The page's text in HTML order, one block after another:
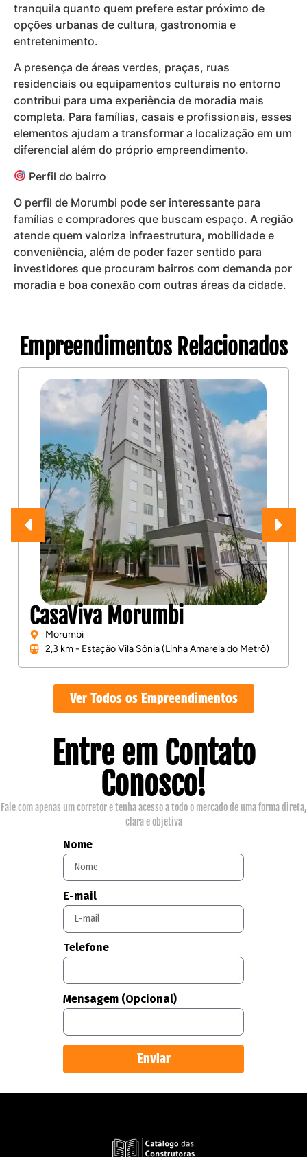
tranquila quanto quem prefere estar próximo de
opções urbanas de cultura, gastronomia e
entretenimento.
A presença de áreas verdes, praças, ruas
residenciais ou equipamentos culturais no entorno
contribui para uma experiência de moradia mais
completa. Para famílias, casais e profissionais, esses
elementos ajudam a transformar a localização em um
diferencial além do próprio empreendimento.
Perfil do bairro
O perfil de Morumbi pode ser interessante para
famílias e compradores que buscam espaço. A região
atende quem valoriza infraestrutura, mobilidade e
conveniência, além de poder fazer sentido para
investidores que procuram bairros com demanda por
moradia e boa conexão com outras áreas da cidade.
Empreendimentos Relacionados
CasaViva Morumbi
Morumbi
2,3 km - Estação Vila Sônia (Linha Amarela do Metrô)
Ver Todos os Empreendimentos
Entre em Contato
Conosco!
Fale com apenas um corretor e tenha acesso a todo o mercado de uma forma direta,
clara e objetiva
Nome
E-mail
Telefone
Mensagem (Opcional)
Enviar